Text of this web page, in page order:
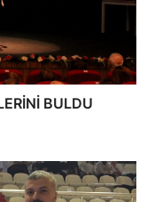
BULDU